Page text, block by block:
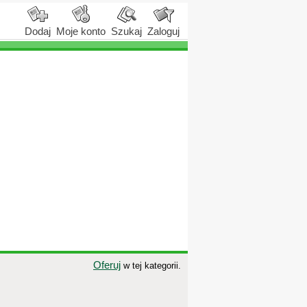
Dodaj Moje konto Szukaj Zaloguj
Oferuj w tej kategorii.